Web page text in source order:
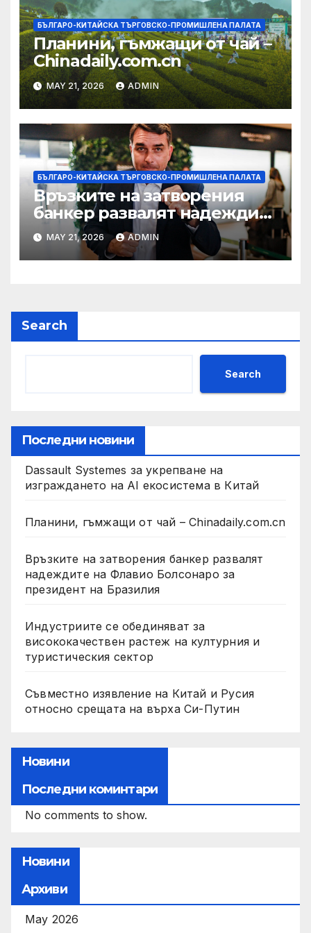
БЪЛГАРО-КИТАЙСКА ТЪРГОВСКО-ПРОМИШЛЕНА ПАЛАТА
Планини, гъмжащи от чай –
Chinadaily.com.cn
MAY 21, 2026 ADMIN
БЪЛГАРО-КИТАЙСКА ТЪРГОВСКО-ПРОМИШЛЕНА ПАЛАТА
Връзките на затворения
банкер развалят надеждите
на Флавио Болсонаро за
президент на Бразилия
MAY 21, 2026 ADMIN
Search
Search
Последни новини
Dassault Systemes за укрепване на
изграждането на AI екосистема в Китай
Планини, гъмжащи от чай – Chinadaily.com.cn
Връзките на затворения банкер развалят
надеждите на Флавио Болсонаро за
президент на Бразилия
Индустриите се обединяват за
висококачествен растеж на културния и
туристическия сектор
Съвместно изявление на Китай и Русия
относно срещата на върха Си-Путин
Новини
Последни коминтари
No comments to show.
Новини
Архиви
May 2026